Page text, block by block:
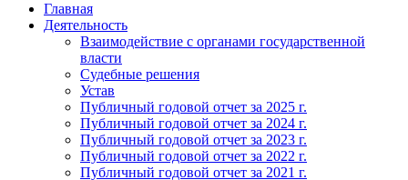
Главная
Деятельность
Взаимодействие с органами государственной
власти
Судебные решения
Устав
Публичный годовой отчет за 2025 г.
Публичный годовой отчет за 2024 г.
Публичный годовой отчет за 2023 г.
Публичный годовой отчет за 2022 г.
Публичный годовой отчет за 2021 г.